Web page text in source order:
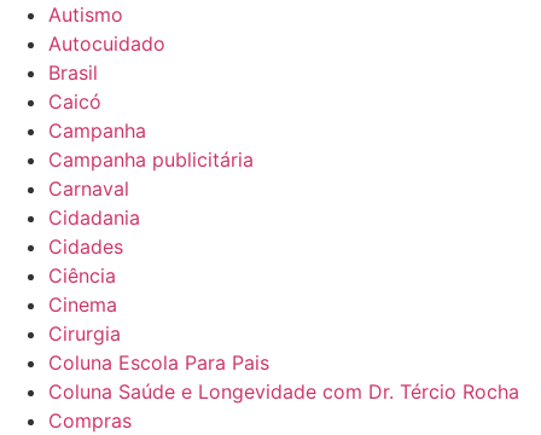
Autismo
Autocuidado
Brasil
Caicó
Campanha
Campanha publicitária
Carnaval
Cidadania
Cidades
Ciência
Cinema
Cirurgia
Coluna Escola Para Pais
Coluna Saúde e Longevidade com Dr. Tércio Rocha
Compras